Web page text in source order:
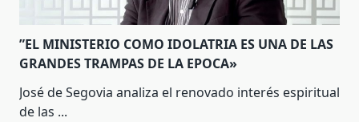
”EL MINISTERIO COMO IDOLATRIA ES UNA DE LAS
GRANDES TRAMPAS DE LA EPOCA»
José de Segovia analiza el renovado interés espiritual
de las ...